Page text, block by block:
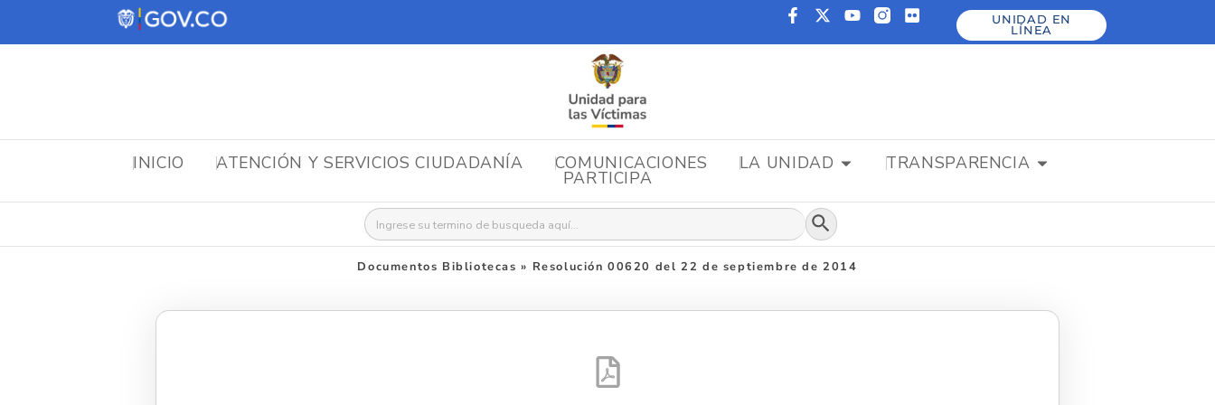
UNIDAD EN
LÍNEA
INICIO ATENCIÓN Y SERVICIOS CIUDADANÍA COMUNICACIONES LA UNIDAD TRANSPARENCIA
PARTICIPA
Buscar: Botón de búsqueda
Documentos Bibliotecas » Resolución 00620 del 22 de septiembre de 2014